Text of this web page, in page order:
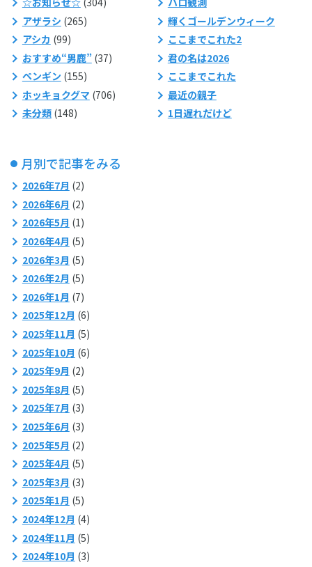
アザラシ (265)
アシカ (99)
おすすめ“男鹿”(37)
ペンギン (155)
ホッキョクグマ (706)
未分類(148)
輝くゴールデンウィーク
ここまでこれた2
君の名は2026
ここまでこれた
最近の親子
1日遅れだけど
月別で記事をみる
2026年7月 (2)
2026年6月 (2)
2026年5月 (1)
2026年4月 (5)
2026年3月 (5)
2026年2月 (5)
2026年1月 (7)
2025年12月 (6)
2025年11月 (5)
2025年10月 (6)
2025年9月 (2)
2025年8月 (5)
2025年7月 (3)
2025年6月 (3)
2025年5月 (2)
2025年4月 (5)
2025年3月 (3)
2025年1月 (5)
2024年12月 (4)
2024年11月 (5)
2024年10月 (3)